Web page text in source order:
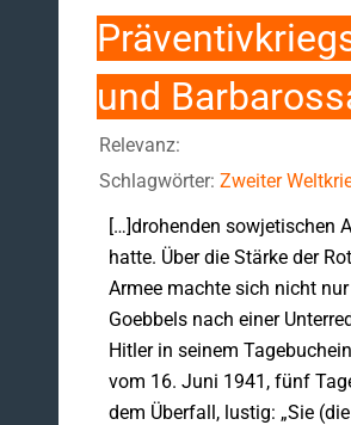
und
Relevanz:
Schlagwörter: Zweiter
[…]drohenden sowjetischen
hatte. Über die Stärke der
Armee machte sich nicht nur
Goebbels nach einer
Hitler in seinem
vom 16. Juni 1941, fünf
dem Überfall, lustig: „Sie (die